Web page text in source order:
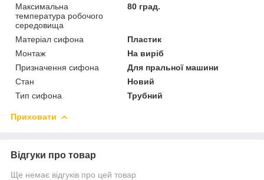
Максимальна
температура робочого
середовища
80 град.
Матеріал сифона
Пластик
Монтаж
На виріб
Призначення сифона
Для пральної машини
Стан
Новий
Тип сифона
Трубний
Приховати
Відгуки про товар
Ще немає відгуків про цей товар